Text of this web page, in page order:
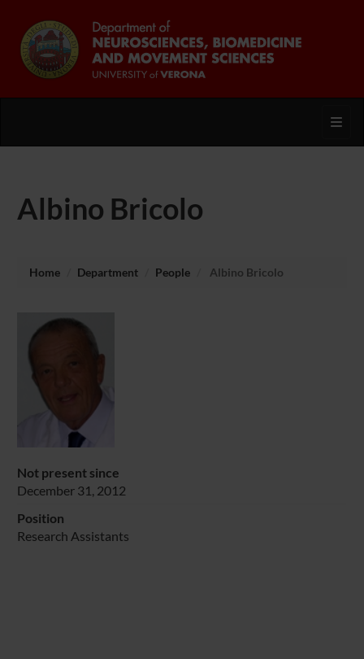
Albino Bricolo
Home Department People Albino Bricolo
Not present since
December 31, 2012
Position
Research Assistants